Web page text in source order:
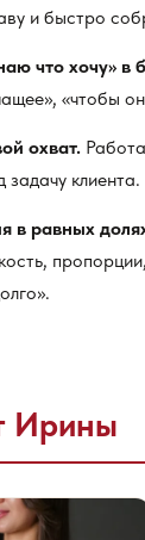
и быстро
что хочу» в
«чтобы
охват.
задачу клиента.
в равных
Ирины